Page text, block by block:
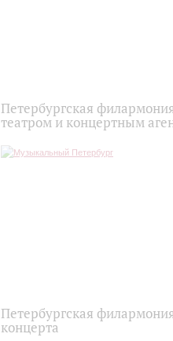
Петербургская
театром и концертным
Петербургская
концерта